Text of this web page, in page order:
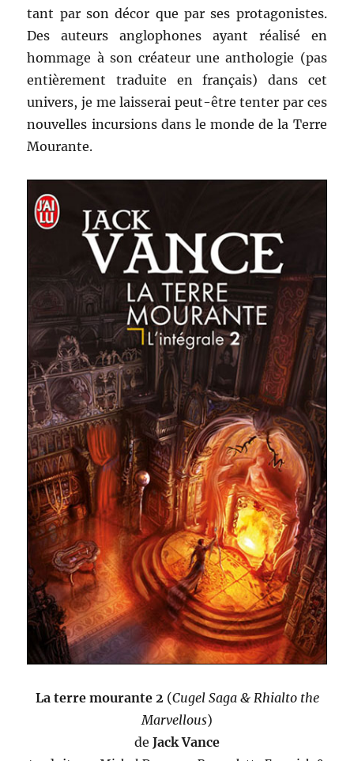
tant par son décor que par ses protagonistes.
Des auteurs anglophones ayant réalisé en
hommage à son créateur une anthologie (pas
entièrement traduite en français) dans cet
univers, je me laisserai peut-être tenter par ces
nouvelles incursions dans le monde de la Terre
Mourante.
La terre mourante 2(Cugel Saga & Rhialto the
Marvellous)
de Jack Vance